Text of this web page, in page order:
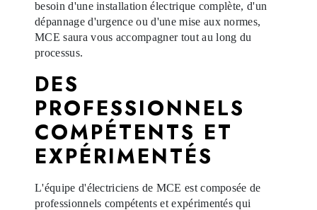
besoin d'une installation électrique complète, d'un
dépannage d'urgence ou d'une mise aux normes,
MCE saura vous accompagner tout au long du
processus.
DES
PROFESSIONNELS
COMPÉTENTS ET
EXPÉRIMENTÉS
L'équipe d'électriciens de MCE est composée de
professionnels compétents et expérimentés qui